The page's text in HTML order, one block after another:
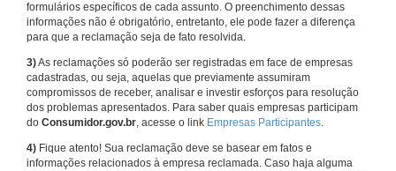
formulários específicos de cada assunto. O preenchimento dessas
informações não é obrigatório, entretanto, ele pode fazer a diferença
para que a reclamação seja de fato resolvida.
3)As reclamações só poderão ser registradas em face de empresas
cadastradas, ou seja, aquelas que previamente assumiram
compromissos de receber, analisar e investir esforços para resolução
dos problemas apresentados. Para saber quais empresas participam
do Consumidor.gov.br, acesse o link Empresas Participantes.
4) Fique atento! Sua reclamação deve se basear em fatos e
informações relacionados à empresa reclamada. Caso haja alguma